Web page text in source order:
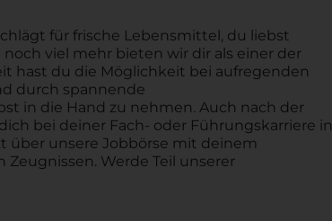
für frische Lebensmittel, du liebst
viel mehr bieten wir dir als einer der
hast du die Möglichkeit bei aufregenden
durch spannende
in die Hand zu nehmen. Auch nach der
bei deiner Fach- oder Führungskarriere in
über unsere Jobbörse mit deinem
Werde Teil unserer